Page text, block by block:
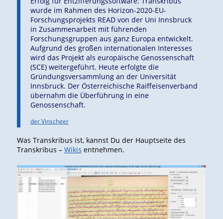
wurde im Rahmen des Horizon-2020-EU-
Forschungsprojekts READ von der Uni Innsbruck
in Zusammenarbeit mit führenden
Forschungsgruppen aus ganz Europa entwickelt.
Aufgrund des großen internationalen Interesses
wird das Projekt als europäische Genossenschaft
(SCE) weitergeführt. Heute erfolgte die
Gründungsversammlung an der Universität
Innsbruck. Der Österreichische Raiffeisenverband
übernahm die Überführung in eine
Genossenschaft.
der Vinschger
Was Transkribus ist, kannst Du der Hauptseite des
Transkribus – Wikis entnehmen.